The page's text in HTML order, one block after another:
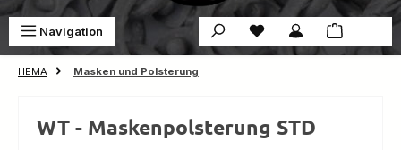
Navigation Du hast 0 Produkte auf
HEMA Masken und Polsterung
WT - Maskenpolsterung STD